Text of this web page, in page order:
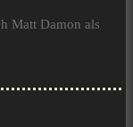
Matt Damon als